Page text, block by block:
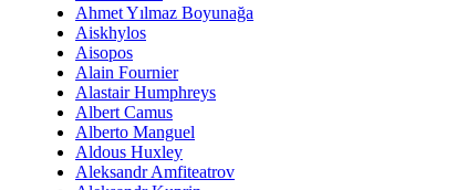
Ahmet Yılmaz Boyunağa
Aiskhylos
Aisopos
Alain Fournier
Alastair Humphreys
Albert Camus
Alberto Manguel
Aldous Huxley
Aleksandr Amfiteatrov